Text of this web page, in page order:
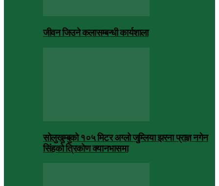
जीवन जिउने कलासम्बन्धी कार्यशाला
सोलुखुम्बुको १०५ मिटर अग्लो जुम्लिया झरना प्राज्ञ नगेन
सिंहको त्रिकोण क्यानभासमा